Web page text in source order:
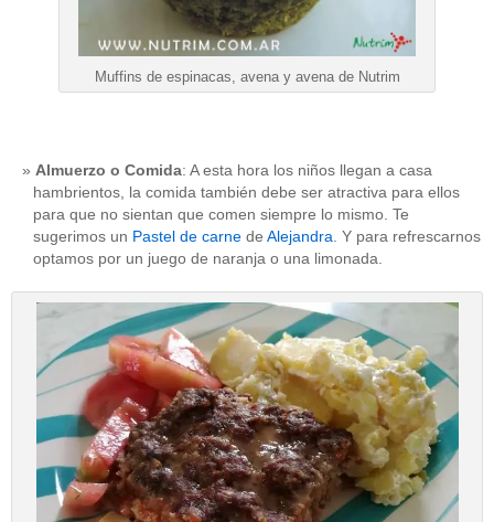
Muffins de espinacas, avena y avena de Nutrim
Almuerzo o Comida: A esta hora los niños llegan a casa
hambrientos, la comida también debe ser atractiva para ellos
para que no sientan que comen siempre lo mismo. Te
sugerimos un Pastel de carne de Alejandra . Y para refrescarnos
optamos por un juego de naranja o una limonada.